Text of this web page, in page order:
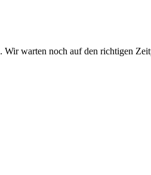
Wir warten noch auf den richtigen